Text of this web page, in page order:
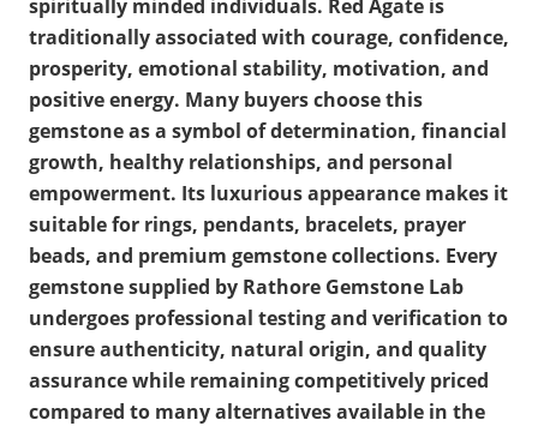
spiritually minded individuals. Red Agate is
traditionally associated with courage, confidence,
prosperity, emotional stability, motivation, and
positive energy. Many buyers choose this
gemstone as a symbol of determination, financial
growth, healthy relationships, and personal
empowerment. Its luxurious appearance makes it
suitable for rings, pendants, bracelets, prayer
beads, and premium gemstone collections. Every
gemstone supplied by Rathore Gemstone Lab
undergoes professional testing and verification to
ensure authenticity, natural origin, and quality
assurance while remaining competitively priced
compared to many alternatives available in the